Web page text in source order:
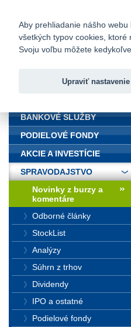
Fio
BANKOVÉ SLUŽBY
PODIELOVÉ FONDY
AKCIE A INVESTÍCIE
SPRAVODAJSTVO
Novinky z burzy a
komentáre
Odborné články
StockList
Analýzy
Súhrn z trhov
Dividendy
IPO a ostatné
Podielové fondy
Aby prehliadanie nášho
všetkých typov cookies,
Svoju voľbu môžete
Upraviť nastavenie